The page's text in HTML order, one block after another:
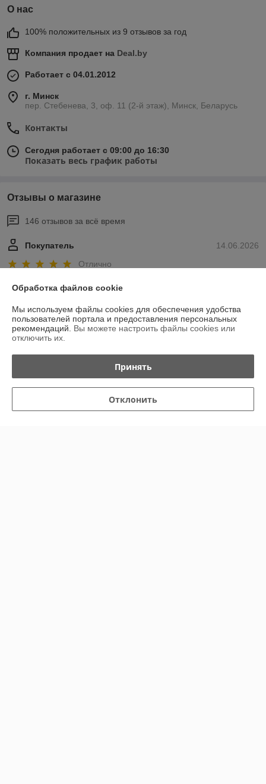
О нас
100% положительных из 9 отзывов за год
Компания продает на Deal.by
Работает с 04.01.2012
г. Минск
пер. Стебенева, 3, оф. 11 (2-й этаж), Минск, Беларусь
Контакты
Сегодня работает с 09:00 до 16:30
Показать весь график работы
Отзывы о магазине
146 отзывов за всё время
14.06.2026
Покупатель
Отлично
Сделка подтверждена через корзину
18.02.2026
Елена
Показать все отзывы
Обработка файлов cookie
Мы используем файлы cookies для обеспечения удобства
пользователей портала и предоставления персональных
рекомендаций. Вы можете настроить файлы cookies или
отключить их.
Принять
Отклонить